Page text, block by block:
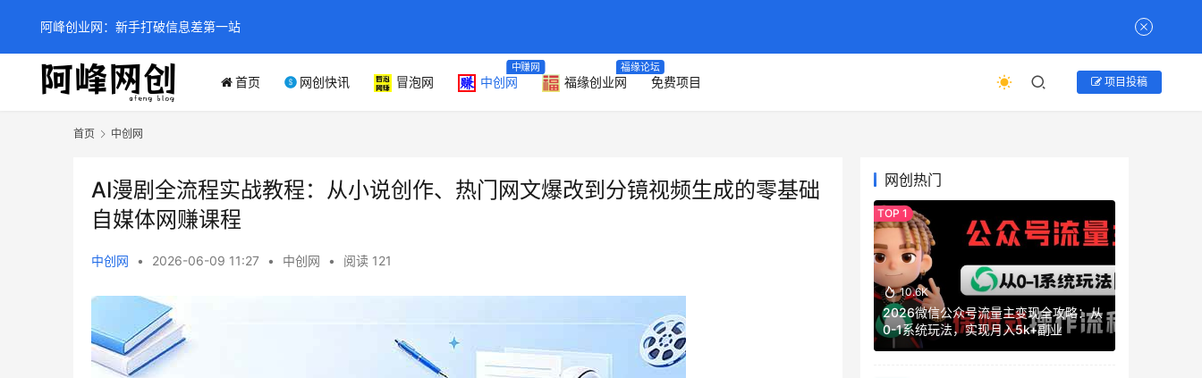
首页 网创快讯 冒泡网 中创网
中赚网
福缘创业网
福缘论坛
免费项目 项目投稿
首页 中创网
AI漫剧全流程实战教程：从小说创作、热门网文爆改到分镜视频生成的零基础
自媒体网赚课程
中创网 • 2026-06-09 11:27 • 中创网 • 阅读 121
网创热门
10.6K
2026微信公众号流量主变现全攻略：从
0-1系统玩法，实现月入5k+副业
阿峰创业网：新手打破信息差第一站